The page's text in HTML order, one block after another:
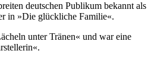
deutschen Publikum bekannt als
in »Die glückliche Familie«.
unter Tränen« und war eine